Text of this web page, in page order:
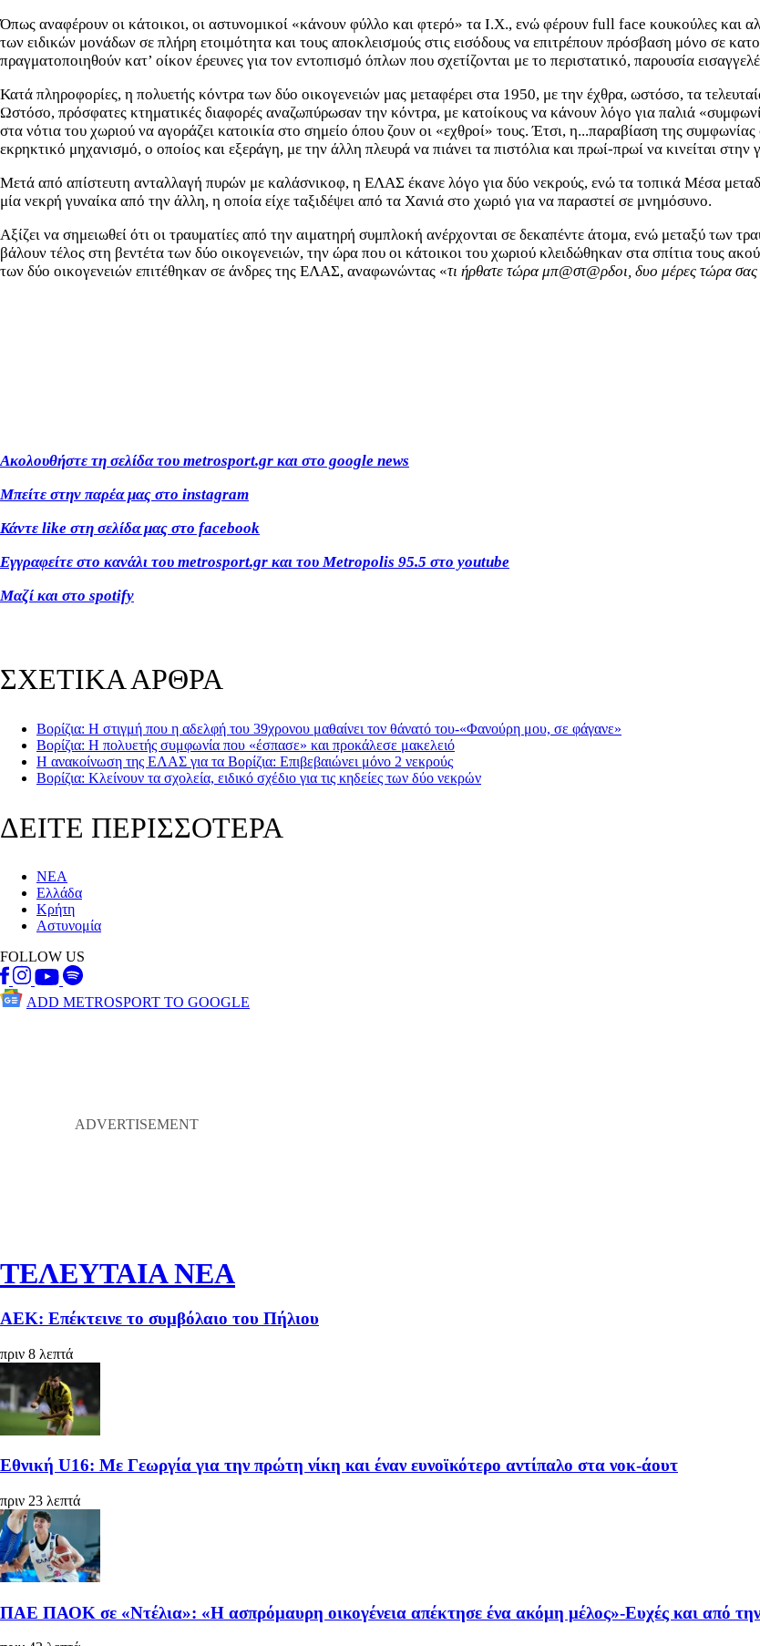
Όπως αναφέρουν οι κάτοικοι, οι αστυνομικοί «κάνουν φύλλο και φτερό» τα Ι.Χ., ενώ φέρουν full face κουκούλες και
των ειδικών μονάδων σε πλήρη ετοιμότητα και τους αποκλεισμούς στις εισόδους να επιτρέπουν πρόσβαση μόνο σε
πραγματοποιηθούν κατ’ οίκον έρευνες για τον εντοπισμό όπλων που σχετίζονται με το περιστατικό, παρουσία
Κατά πληροφορίες, η πολυετής κόντρα των δύο οικογενειών μας μεταφέρει στα 1950, με την έχθρα, ωστόσο, τα
Ωστόσο, πρόσφατες κτηματικές διαφορές αναζωπύρωσαν την κόντρα, με κατοίκους να κάνουν λόγο για παλιά
στα νότια του χωριού να αγοράζει κατοικία στο σημείο όπου ζουν οι «εχθροί» τους. Έτσι, η...παραβίαση της
εκρηκτικό μηχανισμό, ο οποίος και εξεράγη, με την άλλη πλευρά να πιάνει τα πιστόλια και πρωί-πρωί να κινείται
Μετά από απίστευτη ανταλλαγή πυρών με καλάσνικοφ, η ΕΛΑΣ έκανε λόγο για δύο νεκρούς, ενώ τα τοπικά Μέσα
μία νεκρή γυναίκα από την άλλη, η οποία είχε ταξιδέψει από τα Χανιά στο χωριό για να παραστεί σε μνημόσυνο.
Αξίζει να σημειωθεί ότι οι τραυματίες από την αιματηρή συμπλοκή ανέρχονται σε δεκαπέντε άτομα, ενώ μεταξύ των
βάλουν τέλος στη βεντέτα των δύο οικογενειών, την ώρα που οι κάτοικοι του χωριού κλειδώθηκαν στα σπίτια τους
των δύο οικογενειών επιτέθηκαν σε άνδρες της ΕΛΑΣ, αναφωνώντας «τι ήρθατε τώρα μπ@στ@ρδοι, δυο μέρες τώρα
Ακολουθήστε τη σελίδα του metrosport.gr και στο google news
Μπείτε στην παρέα μας στο instagram
Κάντε like στη σελίδα μας στο facebook
Εγγραφείτε στο κανάλι του metrosport.gr και του Metropolis 95.5 στο youtube
Μαζί και στο spotify
ΣΧΕΤΙΚΑ ΑΡΘΡΑ
Βορίζια: Η στιγμή που η αδελφή του 39χρονου μαθαίνει τον θάνατό του-«Φανούρη μου, σε φάγανε»
Βορίζια: H πολυετής συμφωνία που «έσπασε» και προκάλεσε μακελειό
Η ανακοίνωση της ΕΛΑΣ για τα Βορίζια: Επιβεβαιώνει μόνο 2 νεκρούς
Βορίζια: Κλείνουν τα σχολεία, ειδικό σχέδιο για τις κηδείες των δύο νεκρών
ΔΕΙΤΕ ΠΕΡΙΣΣΟΤΕΡΑ
ΝΕΑ
Ελλάδα
Κρήτη
Αστυνομία
FOLLOW US
ADD METROSPORT TO GOOGLE
ΤΕΛΕΥΤΑΙΑ ΝΕΑ
ΑΕΚ: Επέκτεινε το συμβόλαιο του Πήλιου
πριν 8 λεπτά
Εθνική U16: Με Γεωργία για την πρώτη νίκη και έναν ευνοϊκότερο αντίπαλο στα νοκ-άουτ
πριν 23 λεπτά
ΠΑΕ ΠΑΟΚ σε «Ντέλια»: «Η ασπρόμαυρη οικογένεια απέκτησε ένα ακόμη μέλος»-Ευχές και από